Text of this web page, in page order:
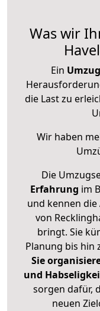
Was wir
Ein Umzug
die Last zu
Wir haben
Die
Erfahrung im
und kennen
von
bringt. Sie
Planung bis hin
Sie
und
sorgen dafür,
neuen